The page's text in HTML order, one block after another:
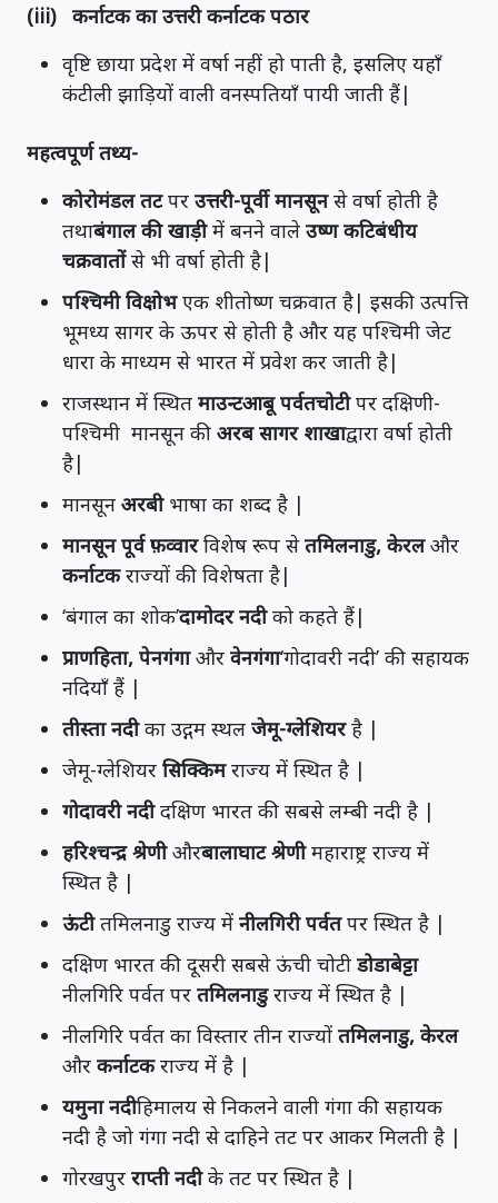
(iii) कर्नाटक का उत्तरी कर्नाटक पठार
वृष्टि छाया प्रदेश में वर्षा नहीं हो पाती है, इसलिए यहाँ
कंटीली झाड़ियों वाली वनस्पतियाँ पायी जाती हैं|
महत्वपूर्ण तथ्य-
कोरोमंडल तटपर उत्तरी-पूर्वी मानसूनसे वर्षा होती है
तथाबंगाल की खाड़ीमें बनने वाले उष्ण कटिबंधीय
चक्रवातोंसे भी वर्षा होती है|
पश्चिमी विक्षोभएक शीतोष्ण चक्रवात है| इसकी उत्पत्ति
भूमध्य सागर के ऊपर से होती है और यह पश्चिमी जेट
धारा के माध्यम से भारत में प्रवेश कर जाती है|
राजस्थान में स्थित माउन्टआबू पर्वतचोटीपर दक्षिणी-
पश्चिमी मानसून की अरब सागर शाखाद्वारा वर्षा होती
है|
मानसून अरबी भाषा का शब्द है |
मानसून पूर्व फ़व्वारविशेष रूप सेतमिलनाडु, केरलऔर
कर्नाटकराज्यों की विशेषता है|
‘बंगाल का शोक’दामोदर नदीको कहते हैं|
प्राणहिता, पेनगंगाऔर वेनगंगा‘गोदावरी नदी’ की सहायक
नदियाँ हैं |
तीस्ता नदीका उद्गम स्थल जेमू-ग्लेशियरहै |
जेमू-ग्लेशियर सिक्किमराज्य में स्थित है |
गोदावरी नदीदक्षिण भारत की सबसे लम्बी नदी है |
हरिश्चन्द्र श्रेणीऔरबालाघाट श्रेणीमहाराष्ट्र राज्य में
स्थित है |
ऊंटीतमिलनाडु राज्य में नीलगिरी पर्वतपर स्थित है |
दक्षिण भारत की दूसरी सबसे ऊंची चोटी डोडाबेट्टा
नीलगिरि पर्वत पर तमिलनाडुराज्य में स्थित है |
नीलगिरि पर्वत का विस्तार तीन राज्यों तमिलनाडु, केरल
और कर्नाटकराज्य में है |
यमुना नदीहिमालय से निकलने वाली गंगा की सहायक
नदी है जो गंगा नदी से दाहिने तट पर आकर मिलती है |
गोरखपुर राप्ती नदीके तट पर स्थित है |